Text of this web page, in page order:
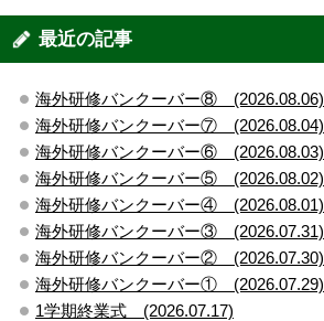
最近の記事
海外研修バンクーバー⑧ (2026.08.06)
海外研修バンクーバー⑦ (2026.08.04)
海外研修バンクーバー⑥ (2026.08.03)
海外研修バンクーバー⑤ (2026.08.02)
海外研修バンクーバー④ (2026.08.01)
海外研修バンクーバー③ (2026.07.31)
海外研修バンクーバー② (2026.07.30)
海外研修バンクーバー① (2026.07.29)
1学期終業式 (2026.07.17)